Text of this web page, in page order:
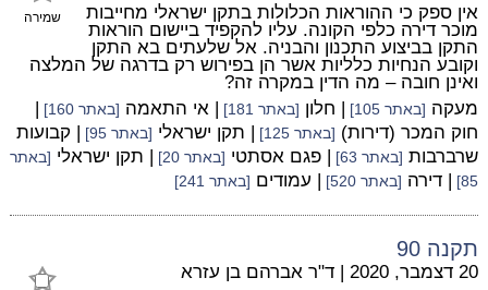
שמירה
אין ספק כי ההוראות הכלולות בתקן ישראלי מחייבות
מוכר דירה כלפי הקונה. עליו להקפיד ביישום הוראות
התקן בביצוע התכנון והבניה. אל שלעתים בא התקן
וקובע הנחיות כלליות אשר הן בפירוש רק בדרגה של המלצה
ואינן חובה – מה הדין במקרה זה?
מעקה [באתר 105] | חלון [באתר 181] | אי התאמה [באתר 160]
|
חוק המכר (דירות) [באתר 125] | תקן ישראלי [באתר 95]
| קבועות
שרברבות [באתר 63] | פגם אסתטי [באתר 20] | תקן ישראלי [באתר
85]
| דירה [באתר 520] | עמודים [באתר 241]
תקנה 90
20 דצמבר, 2020 | ד"ר אברהם בן עזרא